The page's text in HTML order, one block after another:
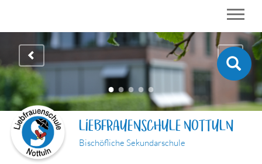
LIEBFRAUENSCHULE NOTTULN
Bischöfliche Sekundarschule